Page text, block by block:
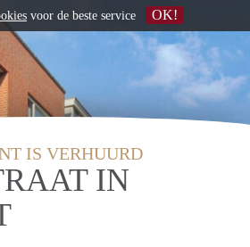
IS VERHUURD
IN
voor de beste service OK!